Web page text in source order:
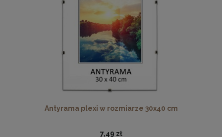
Komplet 3szt. stalowych zawieszek do ramek, obrazów i
luster w złotym kolorze-30x48mm
2,29 zł
DO KOSZYKA
DO KOSZYKA
Antyrama plexi w rozmiarze 30x40 cm
7,49 zł